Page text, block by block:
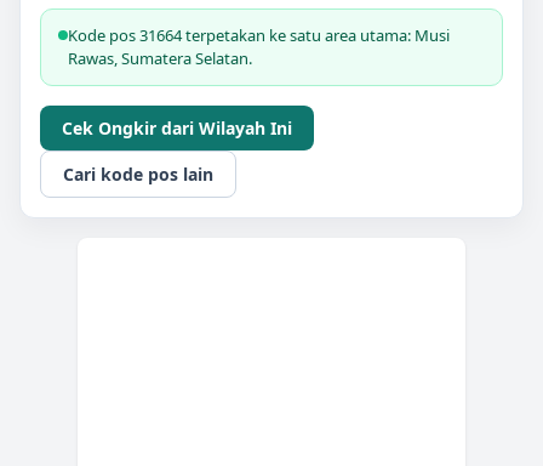
Kode pos 31664 terpetakan ke satu area utama: Musi
Rawas, Sumatera Selatan.
Cek Ongkir dari Wilayah Ini
Cari kode pos lain